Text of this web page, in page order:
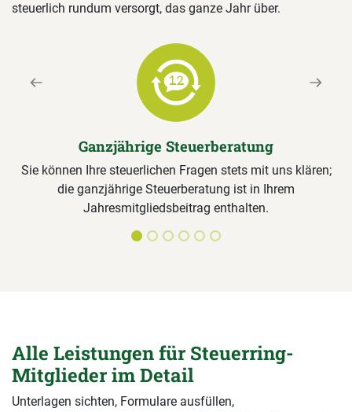
steuerlich rundum versorgt, das ganze Jahr über.
Ganzjährige Steuerberatung
Sie können Ihre steuerlichen Fragen stets mit uns klären;
die ganzjährige Steuerberatung ist in Ihrem
Jahresmitgliedsbeitrag enthalten.
Previous Next
Alle Leistungen für Steuerring-
Mitglieder im Detail
Unterlagen sichten, Formulare ausfüllen,